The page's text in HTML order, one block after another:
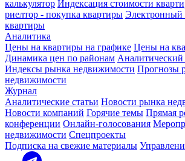
калькулятор Индексация стоимости
риелтор - покупка квартиры Электронный
квартиры
Аналитика
Цены на квартиры на графике Цены на
Динамика цен по районам Аналитический
Индексы рынка недвижимости Прогнозы
недвижимости
Журнал
Аналитические статьи Новости рынка
Новости компаний Горячие темы Прямая
конференции Онлайн-голосования
недвижимости Спецпроекты
Подписка на свежие материалы